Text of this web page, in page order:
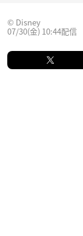
© Disney
07/30(金) 10:44配信